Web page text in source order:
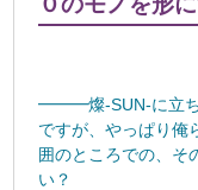
━━━燦-SUN-に立ち
ですが、やっぱり俺
囲のところでの、そ
い？